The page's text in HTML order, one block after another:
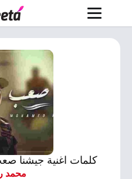
كلمات اغنية جيشنا
محمد